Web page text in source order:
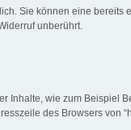
Sie können eine
unberührt.
wie zum Beispiel
des Browsers von